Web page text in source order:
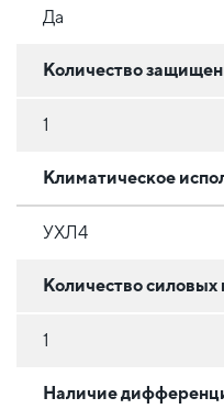
Да
Количество
1
Климатическое
УХЛ4
Количество силовых
1
Наличие